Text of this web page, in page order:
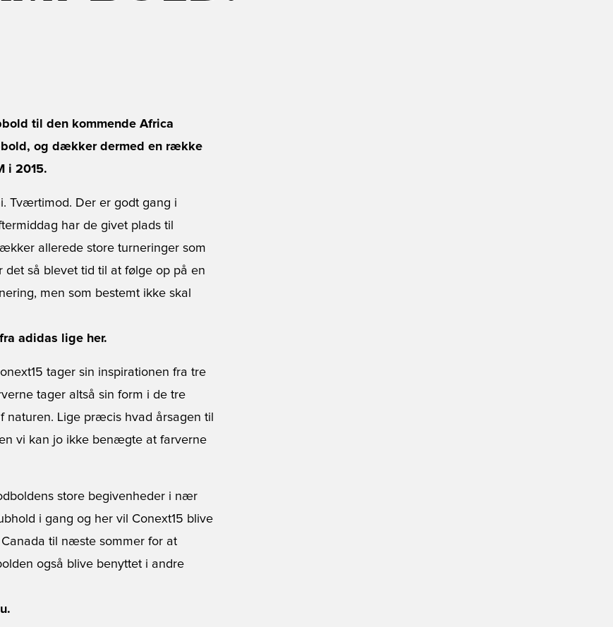
til den kommende Africa
og dækker dermed en række
i 2015.
Tværtimod. Der er godt gang i
har de givet plads til
allerede store turneringer som
det så blevet tid til at følge op på en
men som bestemt ikke skal
adidas lige her.
tager sin inspirationen fra tre
tager altså sin form i de tre
Lige præcis hvad årsagen til
vi kan jo ikke benægte at farverne
store begivenheder i nær
i gang og her vil Conext15 blive
til næste sommer for at
også blive benyttet i andre